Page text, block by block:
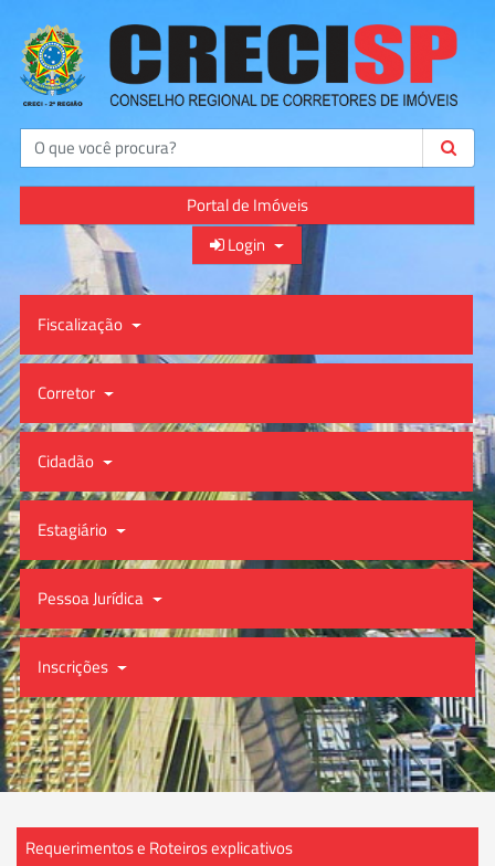
Buscar
Portal de Imóveis
Login
Fiscalização
Corretor
Cidadão
Estagiário
Pessoa Jurídica
Inscrições
Requerimentos e Roteiros explicativos